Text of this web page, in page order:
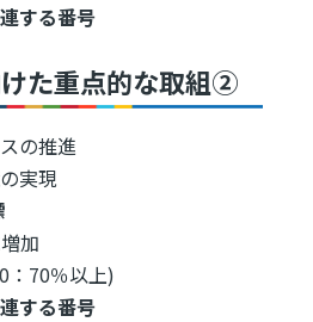
する番号
た重点的な取組②
の推進
実現
加
70％以上)
する番号